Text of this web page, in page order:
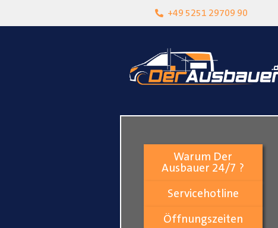
+49 5251 29709 90
Lokalgeschäft in Paderborn
Warum Der
Ausbauer 24/7 ?
Servicehotline
Öffnungszeiten